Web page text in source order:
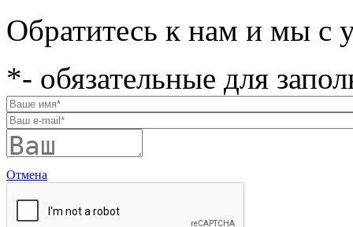
Обратитесь к нам и мы с
*- обязательные для
Отмена